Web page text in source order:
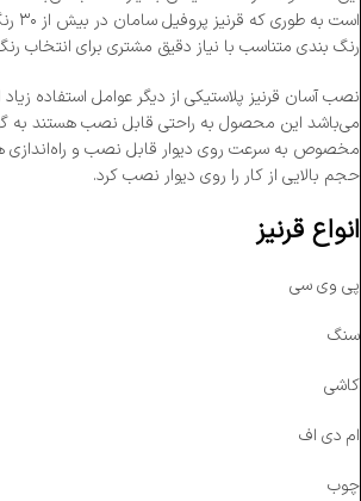
است
رنگ بندی متناسب با نیاز دقیق مشتری برای انتخاب
نصب آسان قرنیز پلاستیکی از دیگر عوامل استفاده
می‌باشد این محصول به راحتی قابل نصب هستند به
مخصوص به سرعت روی دیوار قابل نصب و راه‌اندازی
حجم بالایی از کار را روی دیوار نصب کرد.
انواع قرنیز
پی وی سی
سنگ
کاشی
ام دی اف
چوب